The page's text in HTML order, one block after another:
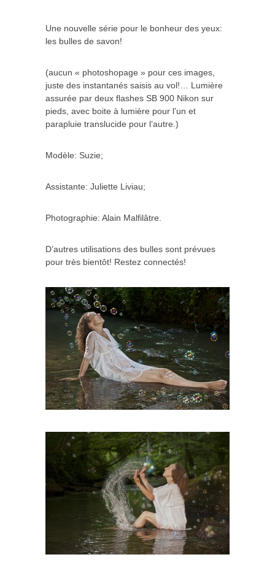
Une nouvelle série pour le bonheur des yeux:
les bulles de savon!
(aucun « photoshopage » pour ces images,
juste des instantanés saisis au vol!… Lumière
assurée par deux flashes SB 900 Nikon sur
pieds, avec boite à lumière pour l’un et
parapluie translucide pour l’autre.)
Modèle: Suzie;
Assistante: Juliette Liviau;
Photographie: Alain Malfilâtre.
D’autres utilisations des bulles sont prévues
pour très bientôt! Restez connectés!